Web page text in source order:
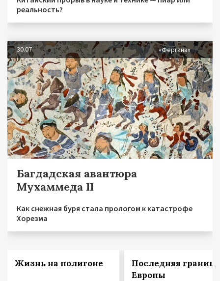
реальность?
30.07 «Фергана»
Багдадская авантюра
Мухаммеда II
Как снежная буря стала прологом к катастрофе
Хорезма
Жизнь на полигоне
Последняя граница
Европы